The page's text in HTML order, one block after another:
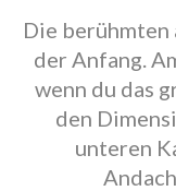
Die
der Anfang.
wenn du das
den
unteren